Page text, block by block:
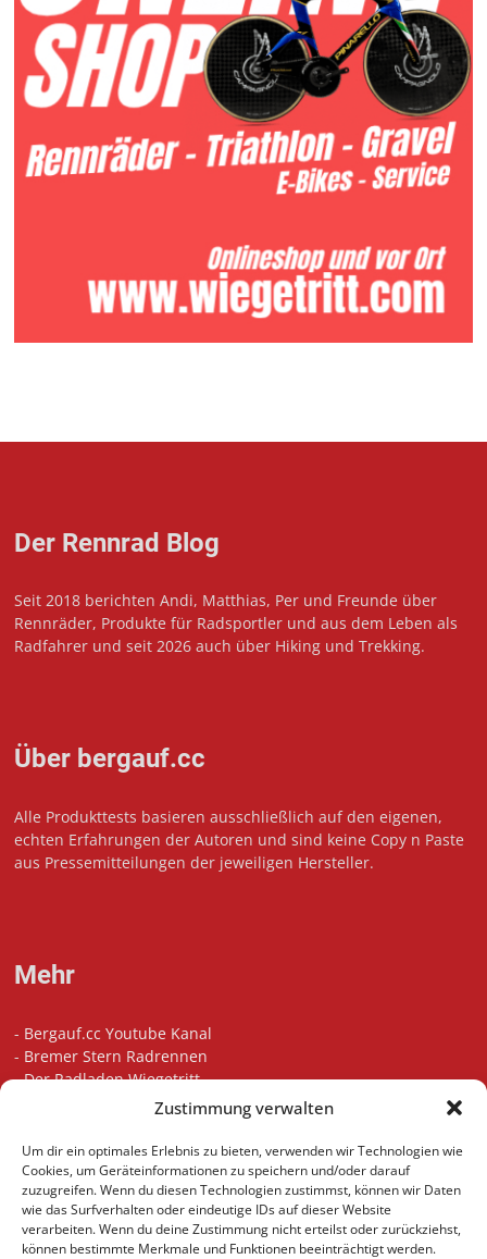
Zustimmung verwalten
Um dir ein optimales Erlebnis zu bieten, verwenden wir Technologien wie
Cookies, um Geräteinformationen zu speichern und/oder darauf
zuzugreifen. Wenn du diesen Technologien zustimmst, können wir Daten
wie das Surfverhalten oder eindeutige IDs auf dieser Website
verarbeiten. Wenn du deine Zustimmung nicht erteilst oder zurückziehst,
können bestimmte Merkmale und Funktionen beeinträchtigt werden.
Der Rennrad Blog
Seit 2018 berichten Andi, Matthias, Per und Freunde über
Rennräder, Produkte für Radsportler und aus dem Leben als
Radfahrer und seit 2026 auch über Hiking und Trekking.
Über bergauf.cc
Alle Produkttests basieren ausschließlich auf den eigenen,
echten Erfahrungen der Autoren und sind keine Copy n Paste
aus Pressemitteilungen der jeweiligen Hersteller.
Mehr
- Bergauf.cc Youtube Kanal
- Bremer Stern Radrennen
-Der Radladen Wiegetritt
Bikefitting in Bremen
- Unsere Touren auf Komoot
-Indoor Cycling Motivation Playlist